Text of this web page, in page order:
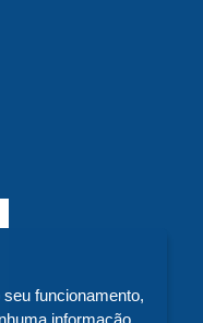
funcionamento,
informação